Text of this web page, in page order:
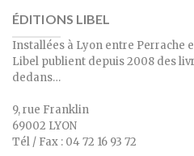
ÉDITIONS LIBEL
Installées à Lyon entre Perrache
Libel publient depuis 2008 des
dedans…
9, rue Franklin
69002 LYON
Tél / Fax : 04 72 16 93 72